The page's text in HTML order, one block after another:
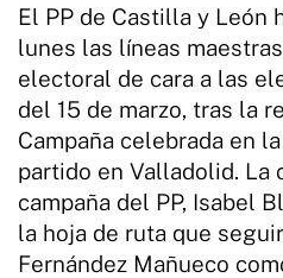
El PP de Castilla y León
lunes las líneas
electoral de cara a las
del 15 de marzo, tras la
Campaña celebrada en
partido en Valladolid. La
campaña del PP, Isabel
la hoja de ruta que
Fernández Mañueco